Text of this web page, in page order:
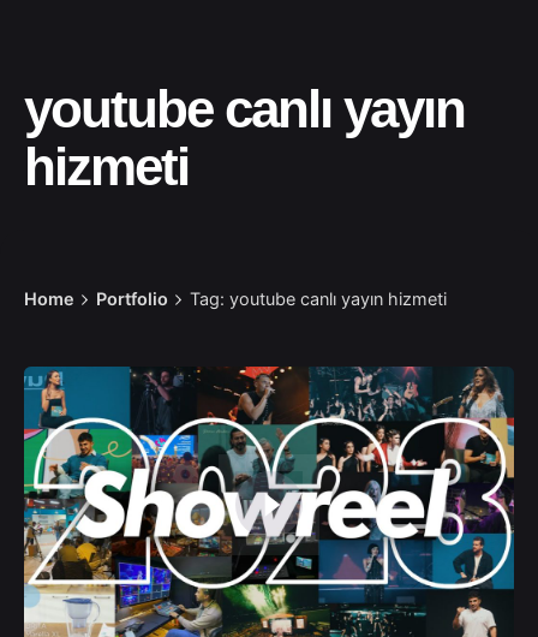
youtube canlı yayın
hizmeti
Home Portfolio Tag: youtube canlı yayın hizmeti